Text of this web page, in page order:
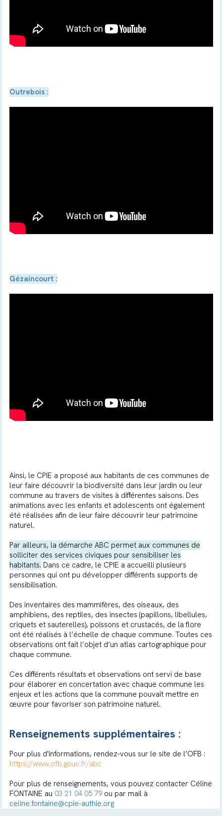
Outrebois :
Gézaincourt :
Ainsi, le CPIE a proposé aux habitants de ces communes de
leur faire découvrir la biodiversité dans leur jardin ou leur
commune au travers de visites à différentes saisons. Des
animations avec les enfants et adolescents ont également
été réalisées afin de leur faire découvrir leur patrimoine
naturel.
Par ailleurs, la démarche ABC permet aux communes de
solliciter des services civiques pour sensibiliser les
habitants. Dans ce cadre, le CPIE a accueilli plusieurs
personnes qui ont pu développer différents supports de
sensibilisation.
Des inventaires des mammifères, des oiseaux, des
amphibiens, des reptiles, des insectes (papillons, libellules,
criquets et sauterelles), poissons et crustacés, de la flore
ont été réalisés à l’échelle de chaque commune. Toutes ces
observations ont fait l’objet d’un atlas cartographique pour
chaque commune.
Ces différents résultats et observations ont servi de base
pour élaborer en concertation avec chaque commune les
enjeux et les actions que la commune pouvait mettre en
œuvre pour favoriser son patrimoine naturel.
Renseignements supplémentaires :
Pour plus d'informations, rendez-vous sur le site de l’OFB :
https://www.ofb.gouv.fr/abc
Pour plus de renseignements, vous pouvez contacter Céline
FONTAINE au 03 21 04 05 79ou par mail à
celine.fontaine@cpie-authie.org